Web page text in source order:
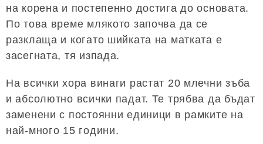
на корена и постепенно достига до основата.
По това време млякото започва да се
разклаща и когато шийката на матката е
засегната, тя изпада.
На всички хора винаги растат 20 млечни зъба
и абсолютно всички падат. Те трябва да бъдат
заменени с постоянни единици в рамките на
най-много 15 години.